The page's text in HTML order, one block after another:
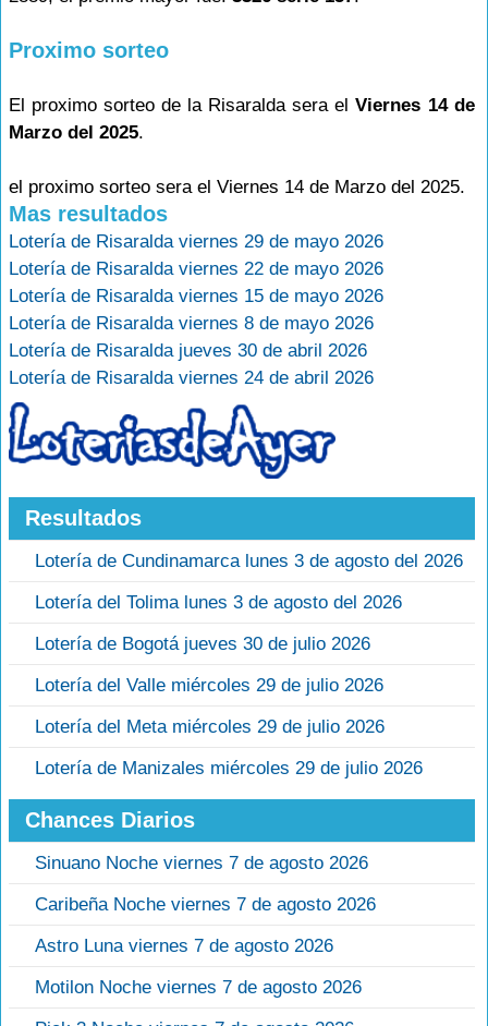
Proximo sorteo
El proximo sorteo de la Risaralda sera elViernes 14 de
Marzo del 2025.
el proximo sorteo sera el Viernes 14 de Marzo del 2025.
Mas resultados
Lotería de Risaralda viernes 29 de mayo 2026
Lotería de Risaralda viernes 22 de mayo 2026
Lotería de Risaralda viernes 15 de mayo 2026
Lotería de Risaralda viernes 8 de mayo 2026
Lotería de Risaralda jueves 30 de abril 2026
Lotería de Risaralda viernes 24 de abril 2026
Resultados
Lotería de Cundinamarca lunes 3 de agosto del 2026
Lotería del Tolima lunes 3 de agosto del 2026
Lotería de Bogotá jueves 30 de julio 2026
Lotería del Valle miércoles 29 de julio 2026
Lotería del Meta miércoles 29 de julio 2026
Lotería de Manizales miércoles 29 de julio 2026
Chances Diarios
Sinuano Noche viernes 7 de agosto 2026
Caribeña Noche viernes 7 de agosto 2026
Astro Luna viernes 7 de agosto 2026
Motilon Noche viernes 7 de agosto 2026